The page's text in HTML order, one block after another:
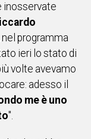
inosservate
programma
ieri lo stato di
volte avevamo
adesso il
me è uno
".